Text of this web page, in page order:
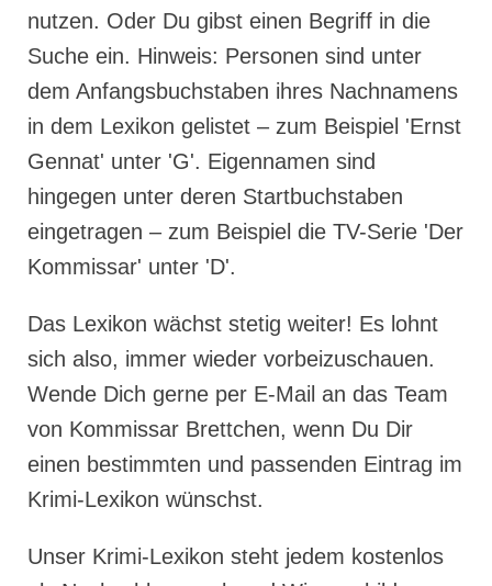
nutzen. Oder Du gibst einen Begriff in die
Suche ein. Hinweis: Personen sind unter
dem Anfangsbuchstaben ihres Nachnamens
in dem Lexikon gelistet – zum Beispiel 'Ernst
Gennat' unter 'G'. Eigennamen sind
hingegen unter deren Startbuchstaben
eingetragen – zum Beispiel die TV-Serie 'Der
Kommissar' unter 'D'.
Das Lexikon wächst stetig weiter! Es lohnt
sich also, immer wieder vorbeizuschauen.
Wende Dich gerne per E-Mail an das Team
von Kommissar Brettchen, wenn Du Dir
einen bestimmten und passenden Eintrag im
Krimi-Lexikon wünschst.
Unser Krimi-Lexikon steht jedem kostenlos